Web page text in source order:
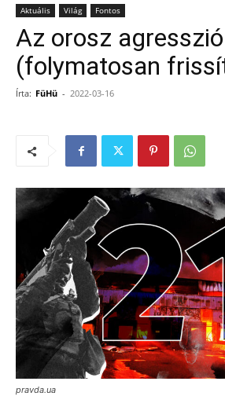
Aktuális Világ Fontos
Az orosz
(folymatosan
Írta: FüHü - 2022-03-16
pravda.ua